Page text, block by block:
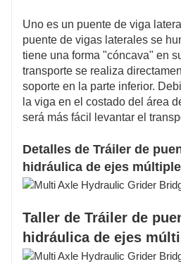
Uno es un puente de viga
puente de vigas laterales se
tiene una forma "cóncava" en
transporte se realiza
soporte en la parte inferior.
la viga en el costado del área
será más fácil levantar el
Detalles de Tráiler de
hidráulica de ejes
Taller de Tráiler de
hidráulica de ejes